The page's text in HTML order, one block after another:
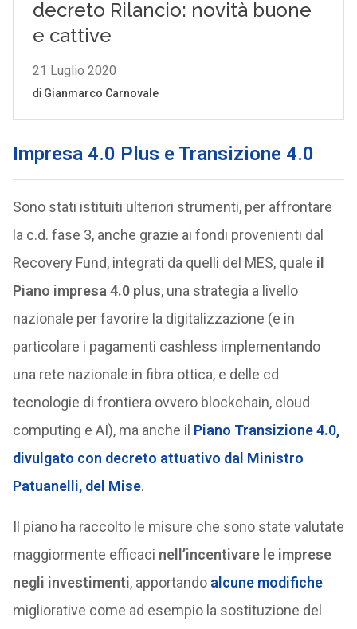
Impresa 4.0 Plus e Transizione 4.0
Sono stati istituiti ulteriori strumenti, per affrontare
la c.d. fase 3, anche grazie ai fondi provenienti dal
Recovery Fund, integrati da quelli del MES, quale il
Piano impresa 4.0 plus, una strategia a livello
nazionale per favorire la digitalizzazione (e in
particolare i pagamenti cashless implementando
una rete nazionale in fibra ottica, e delle cd
tecnologie di frontiera ovvero blockchain, cloud
computing e AI), ma anche il Piano Transizione 4.0,
divulgato con decreto attuativo dal Ministro
Patuanelli, del Mise.
Il piano ha raccolto le misure che sono state valutate
maggiormente efficaci nell’incentivare le imprese
negli investimenti, apportando alcune modifiche
migliorative come ad esempio la sostituzione del